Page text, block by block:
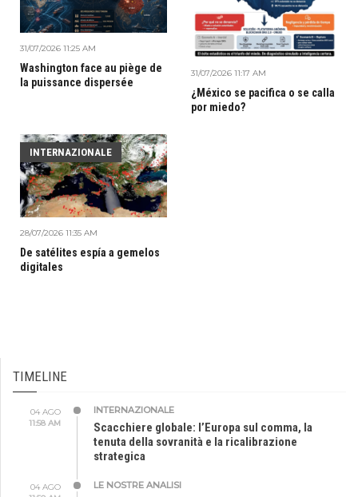
31/07/2026 11:25 AM
Washington face au piège de
la puissance dispersée
31/07/2026 11:17 AM
¿México se pacifica o se calla
por miedo?
INTERNAZIONALE
28/07/2026 11:35 AM
De satélites espía a gemelos
digitales
TIMELINE
04 AGO
11:58 AM
INTERNAZIONALE
Scacchiere globale: l’Europa sul comma, la
tenuta della sovranità e la ricalibrazione
strategica
04 AGO
LE NOSTRE ANALISI